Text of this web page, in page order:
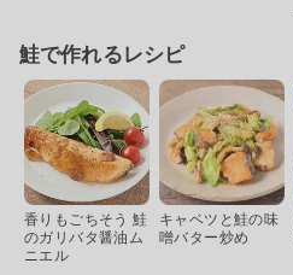
鮭で作れるレシピ
香りもごちそう 鮭
のガリバタ醤油ム
ニエル
キャベツと鮭の味
噌バター炒め